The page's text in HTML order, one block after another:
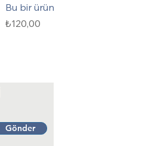
Bu bir ürün
Fiyat
₺120,00
Gönder